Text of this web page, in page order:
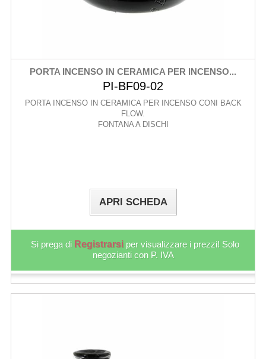
PORTA INCENSO IN CERAMICA PER INCENSO...
PI-BF09-02
PORTA INCENSO IN CERAMICA PER INCENSO CONI BACK
FLOW.
FONTANA A DISCHI
APRI SCHEDA
Si prega di Registrarsi per visualizzare i prezzi! Solo
negozianti con P. IVA